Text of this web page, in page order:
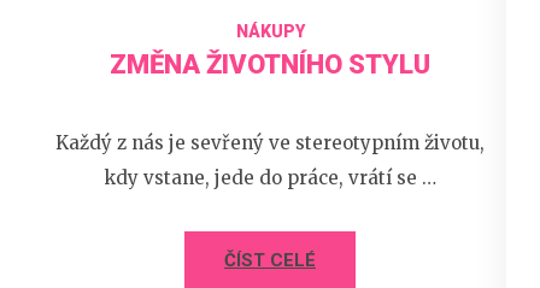
NÁKUPY
ZMĚNA ŽIVOTNÍHO STYLU
Každý z nás je sevřený ve stereotypním životu,
kdy vstane, jede do práce, vrátí se …
ČÍST CELÉ